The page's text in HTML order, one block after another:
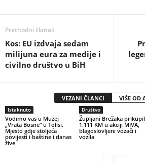
Prethodni članak
Kos: EU izdvaja sedam
milijuna eura za medije i
civilno društvo u BiH
VEZANI ČLANCI VIŠE OD
Istaknuto
Vodimo vas u Muzej
„Vrata Bosne“ u Tolisi.
Mjesto gdje stoljeća
povijesti i baštine i danas
žive
Društvo
Župljani Brežaka
1.111 KM u akciji MIVA,
blagoslovljeni vozači i
vozila